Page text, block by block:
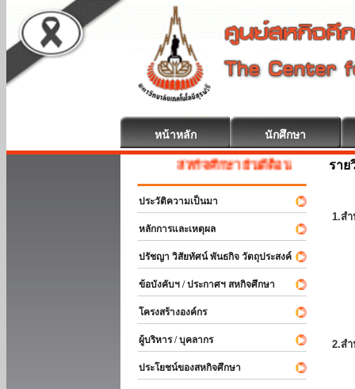
หน้าหลัก นักศึกษา
สหกิจศึกษา ยินดีต้อนรับ
ประวัติความเป็นมา
หลักการและเหตุผล
ปรัชญา วิสัยทัศน์ พันธกิจ วัตถุประสงค์
ข้อบังคับฯ / ประกาศฯ สหกิจศึกษา
โครงสร้างองค์กร
ผู้บริหาร / บุคลากร
ประโยชน์ของสหกิจศึกษา
ราย
1.ส
2.ส